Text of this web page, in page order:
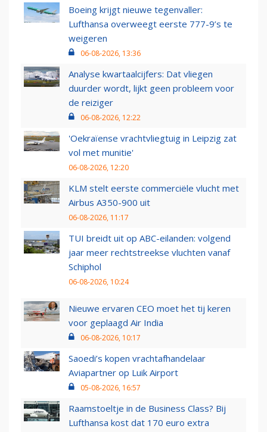
Boeing krijgt nieuwe tegenvaller:
Lufthansa overweegt eerste 777-9’s te
weigeren
06-08-2026, 13:36
Analyse kwartaalcijfers: Dat vliegen
duurder wordt, lijkt geen probleem voor
de reiziger
06-08-2026, 12:22
'Oekraïense vrachtvliegtuig in Leipzig zat
vol met munitie'
06-08-2026, 12:20
KLM stelt eerste commerciële vlucht met
Airbus A350-900 uit
06-08-2026, 11:17
TUI breidt uit op ABC-eilanden: volgend
jaar meer rechtstreekse vluchten vanaf
Schiphol
06-08-2026, 10:24
Nieuwe ervaren CEO moet het tij keren
voor geplaagd Air India
06-08-2026, 10:17
Saoedi’s kopen vrachtafhandelaar
Aviapartner op Luik Airport
05-08-2026, 16:57
Raamstoeltje in de Business Class? Bij
Lufthansa kost dat 170 euro extra